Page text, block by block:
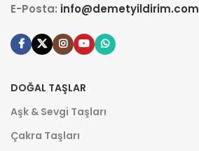
E-Posta: info@demetyildirim.com
DOĞAL TAŞLAR
Aşk & Sevgi Taşları
Çakra Taşları